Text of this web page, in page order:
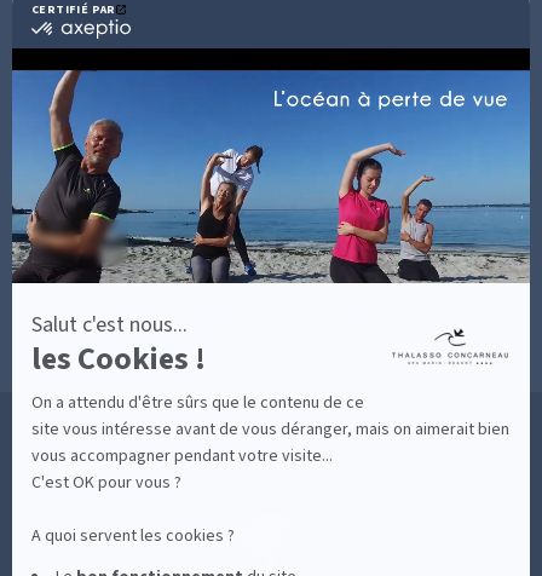
CERTIFIÉ PAR
certifié
Salut c'est nous...
les Cookies !
On a attendu d'être sûrs que le contenu de ce
site vous intéresse avant de vous déranger, mais on aimerait bien
vous accompagner pendant votre visite...
C'est OK pour vous ?
A quoi servent les cookies ?
LES COACHS
SOINS AVEC HÉBERGEMENT
BONNES RAISONS DE VENIR
MON COMPTE
MON PANIER
ACCÈS
CONTACT
MESURES D'HYGIÈNE
POLITIQUE DE CONFIDENTIALITÉ
MENTIONS LÉGALES
36 RUE DES SABLES BLANCS - 29900 CONCARNEAU - 02 98 75 05 40
CLIQUEZ-ICI POUR MODIFIER VOS PRÉFÉRENCES EN MATIÈRE DE COOKIES